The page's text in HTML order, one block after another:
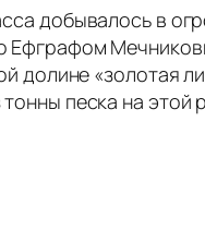
добывалось в
Ефграфом
долине «золотая
песка на этой